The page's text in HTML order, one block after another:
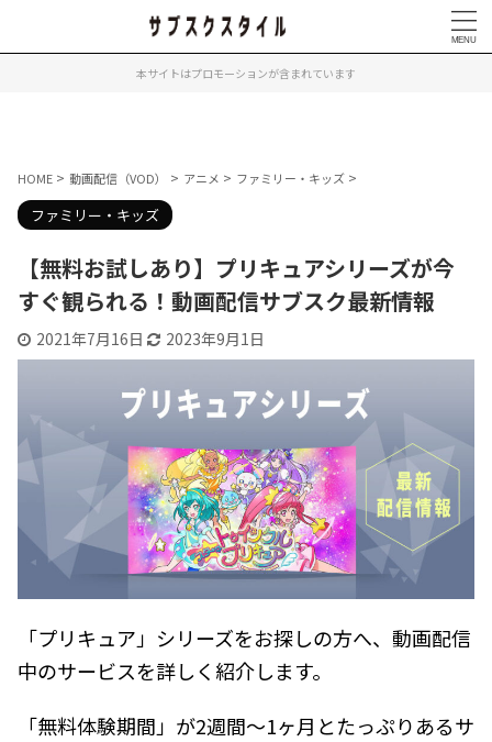
本サイトはプロモーションが含まれています
HOME > 動画配信（VOD） > アニメ > ファミリー・キッズ >
ファミリー・キッズ
【無料お試しあり】プリキュアシリーズが今
すぐ観られる！動画配信サブスク最新情報
2021年7月16日 2023年9月1日
「プリキュア」シリーズをお探しの方へ、動画配信
中のサービスを詳しく紹介します。
「無料体験期間」が2週間～1ヶ月とたっぷりあるサ